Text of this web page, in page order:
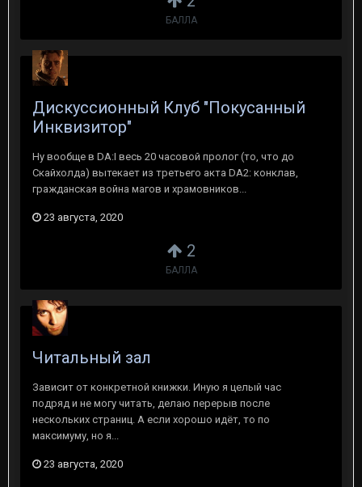
БАЛЛА
2
БАЛЛА
Дискуссионный Клуб "Покусанный
Инквизитор"
Ну вообще в DA:I весь 20 часовой пролог (то, что до
Скайхолда) вытекает из третьего акта DA2: конклав,
гражданская война магов и храмовников...
23 августа, 2020
Читальный зал
Зависит от конкретной книжки. Иную я целый час
подряд и не могу читать, делаю перерыв после
нескольких страниц. А если хорошо идёт, то по
максимуму, но я...
23 августа, 2020